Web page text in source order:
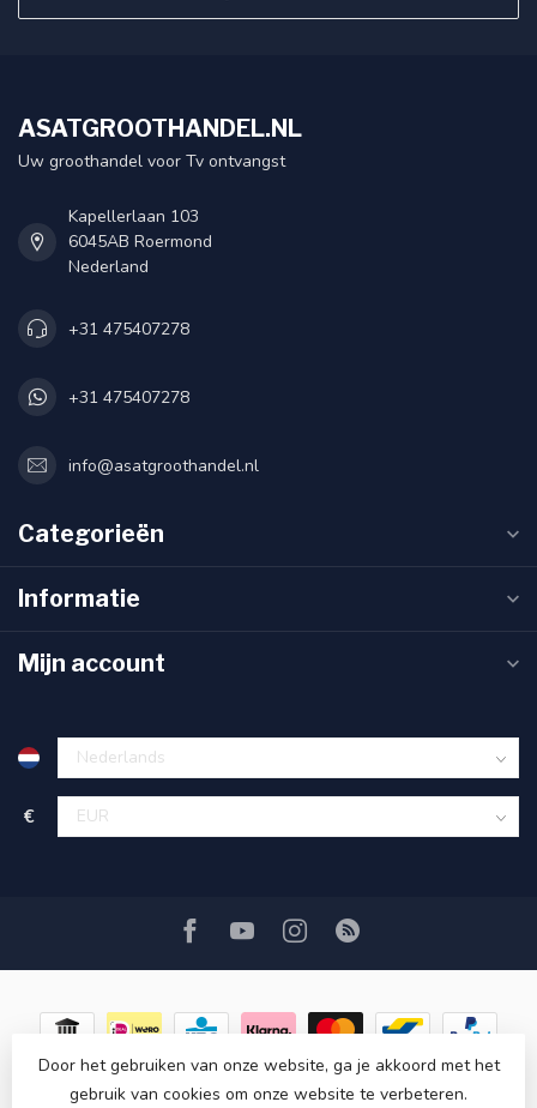
ASATGROOTHANDEL.NL
Uw groothandel voor Tv ontvangst
Kapellerlaan 103
6045AB Roermond
Nederland
+31 475407278
+31 475407278
info@asatgroothandel.nl
Categorieën
Informatie
Mijn account
€
Door het gebruiken van onze website, ga je akkoord met het
gebruik van cookies om onze website te verbeteren.